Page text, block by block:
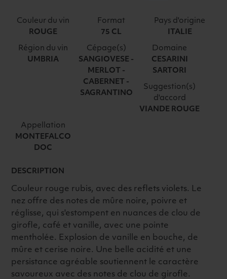
SARTORI
2021
ROUGE
Couleur du vin
ROUGE
Format
75 CL
Pays d'origine
ITALIE
Région du vin
UMBRIA
Cépage(s)
SANGIOVESE -
MERLOT -
CABERNET -
SAGRANTINO
Domaine
CESARINI
SARTORI
Suggestion(s)
d'accord
VIANDE ROUGE
Appellation
MONTEFALCO
DOC
DESCRIPTION
Couleur rouge rubis, avec des reflets violets. Le
nez offre des notes de mûre noire, poivre et
réglisse, qui s'estompent en nuances de clou de
girofle, café et vanille, avec une pointe
mentholée. Explosion de vanille en bouche, de
mûre et cerise noire. Une belle acidité et une
persistance agréable soutiennent le caractère
savoureux avec des notes de clou de girofle.